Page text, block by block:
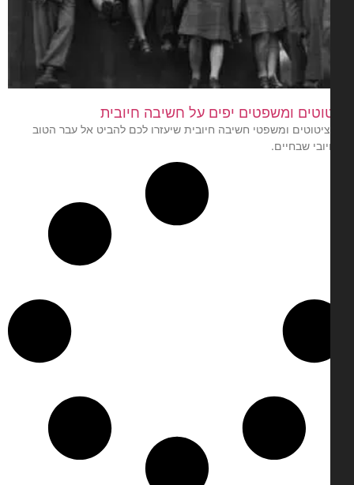
ומשפטים יפים על חשיבה חיובית
ציטוטים ומשפטי חשיבה חיובית שיעזרו לכם להביט אל עבר הטוב
שבחיים.